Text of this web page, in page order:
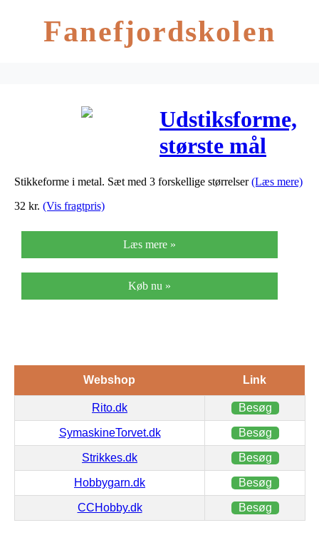
Fanefjordskolen
Udstiksforme,
største mål
40×40 mm,
Stikkeforme i metal. Sæt med 3 forskellige størrelser(Læs mere)
32 kr. (Vis fragtpris)
Læs mere »
Køb nu »
Webshop Link
Rito.dk Besøg
SymaskineTorvet.dk Besøg
Strikkes.dk Besøg
Hobbygarn.dk Besøg
CCHobby.dk Besøg